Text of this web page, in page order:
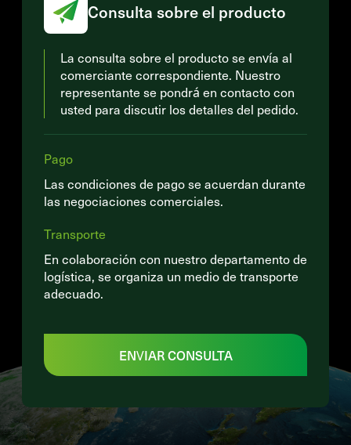
Consulta sobre el producto
La consulta sobre el producto se envía al
comerciante correspondiente. Nuestro
representante se pondrá en contacto con
usted para discutir los detalles del pedido.
Pago
Las condiciones de pago se acuerdan durante
las negociaciones comerciales.
Transporte
En colaboración con nuestro departamento de
logística, se organiza un medio de transporte
adecuado.
ENVIAR CONSULTA